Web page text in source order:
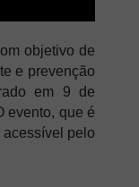
objetivo de
e prevenção
em 9 de
evento, que é
acessível pelo